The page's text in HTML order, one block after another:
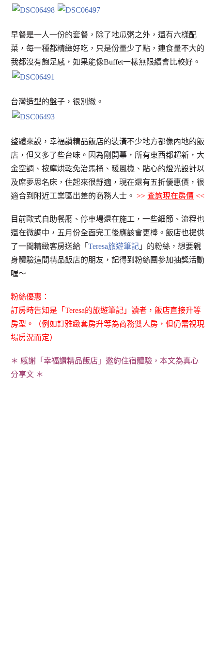
早餐是一人一份的套餐，除了地瓜粥之外，還有六樣配
菜，每一種都精緻好吃，只是份量少了點，連食量不大的
我都沒有飽足感，如果能像Buffet一樣無限續會比較好。
台灣造型的盤子，很別緻。
整體來說，幸福讚精品飯店的裝潢不少地方都像內地的飯
店，但又多了些台味。因為剛開幕，所有東西都超新，大
金空調、按摩烘乾免治馬桶、暖風機、貼心的燈光設計以
及席夢思名床，住起來很舒適，現在還有五折優惠價，很
適合到附近工業區出差的商務人士。 >> 查詢現在房價 <<
目前歐式自助餐廳、停車場還在施工，一些細節、流程也
還在微調中，五月份全面完工後應該會更棒。飯店也提供
了一間精緻客房送給「Teresa旅遊筆記 」的粉絲，想要親
身體驗這間精品飯店的朋友，記得到粉絲團參加抽獎活動
喔～
粉絲優惠：
訂房時告知是「Teresa的旅遊筆記」讀者，飯店直接升等
房型。（例如訂雅緻套房升等為商務雙人房，但仍需視現
場房況而定）
＊ 感謝「幸福讚精品飯店」邀約住宿體驗，本文為真心
分享文 ＊